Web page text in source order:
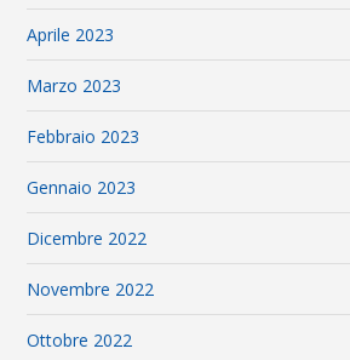
Aprile 2023
Marzo 2023
Febbraio 2023
Gennaio 2023
Dicembre 2022
Novembre 2022
Ottobre 2022